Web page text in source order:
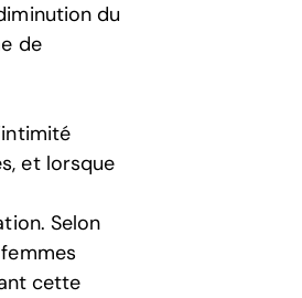
du
de
et lorsque
Selon
cette